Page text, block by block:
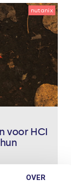
OVER
nutanix
voor HCI